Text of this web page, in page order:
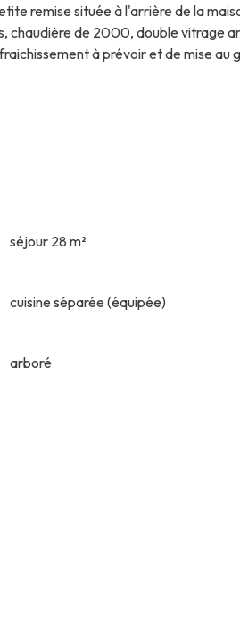
remise située à l'arrière de la
chaudière de 2000, double vitrage
à prévoir et de mise au
séjour 28 m²
cuisine séparée (équipée)
arboré